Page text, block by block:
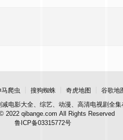
马爬虫 搜狗蜘蛛 奇虎地图 谷歌地
电影大全、综艺、动漫、高清电视剧全集
2022 qibange.com All Rights Reserved
鲁ICP备03315772号